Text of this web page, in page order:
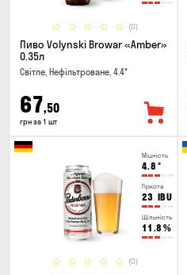
(0)
Пиво Volynski Browar «Amber»
0.35л
Світле, Нефільтроване, 4.4°
67,50
грн за 1 шт
Міцність
4.8 °
Гіркота
23 IBU
Щільність
11.8 %
(0)